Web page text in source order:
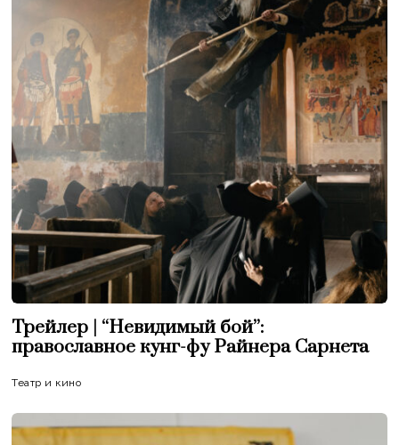
Трейлер | “Невидимый бой”:
православное кунг-фу Райнера Сарнета
Театр и кино